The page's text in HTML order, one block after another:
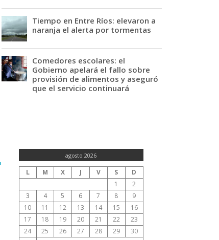
Tiempo en Entre Ríos: elevaron a
naranja el alerta por tormentas
Comedores escolares: el
Gobierno apelará el fallo sobre
provisión de alimentos y aseguró
que el servicio continuará
agosto 2026
L M X J V S
D
1
2
3
4 5 6 7 8
9
10
11 12 13 14 15
16
17
18 19 20 21 22
23
24
25 26 27 28 29
30